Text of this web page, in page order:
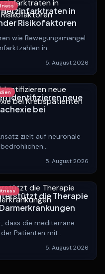
in
Risikofaktoren
wie Bewegungsmangel
in
die Gründe hinter
5. August 2026
identifizieren neue
bei
zielt auf neuronale
zu stoppen und
verbessern.
5. August 2026
die Therapie
dass die mediterrane
Patienten mit
die
5. August 2026